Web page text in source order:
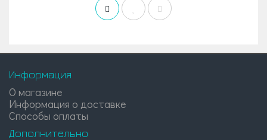
Информация
О магазине
Информация о доставке
Способы оплаты
Дополнительно